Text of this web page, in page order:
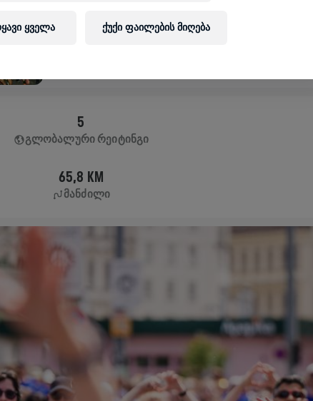
May 10, 2026
5
ᲒᲚᲝᲑᲐᲚᲣᲠᲘ ᲠᲔᲘᲢᲘᲜᲒᲘ
65,8 KM
ᲛᲐᲜᲫᲘᲚᲘ
ყველა ქუქი ფაილების მიღება